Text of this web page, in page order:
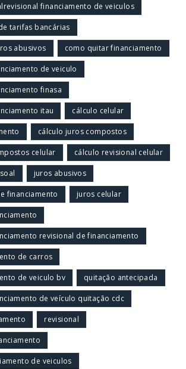
financiamento de veiculos
tarifas bancárias
abusivos como quitar financiamento
de veiculo
finasa
itau cálculo celular
cálculo juros compostos
celular cálculo revisional celular
juros abusivos
financiamento juros celular
revisional de financiamento
de carros
de veiculo bv quitação antecipada
de veículo quitação cdc
revisional
de veiculos